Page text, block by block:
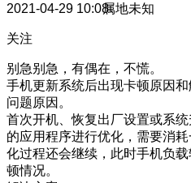
2021-04-29 10:08属地未知
关注
别急别急，有偶在，不慌。
手机更新系统后出现卡顿原因和
问题原因。
首次开机、恢复出厂设置或系
的应用程序进行优化，需要消
化过程还会继续，此时手机负
顿情况。